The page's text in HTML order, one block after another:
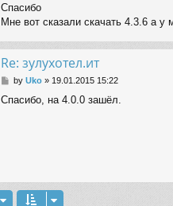
Спасибо
Мне вот сказали скачать 4.3.6 а у
Re: зулухотел.ит
P
s
by Uko» 19.01.2015 15:22
Спасибо, на 4.0.0 зашёл.